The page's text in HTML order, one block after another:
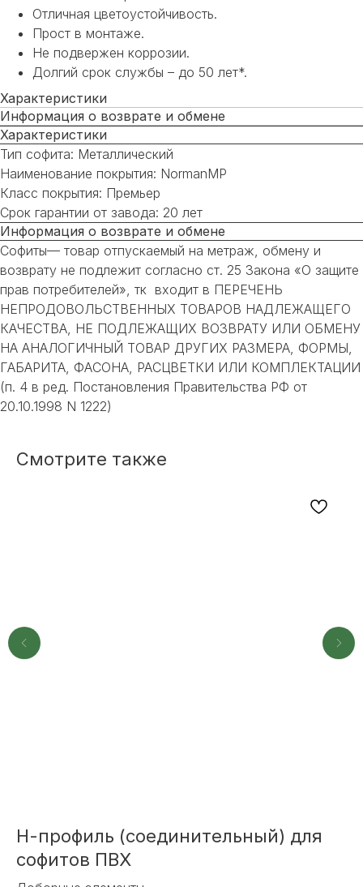
Отличная цветоустойчивость.
Прост в монтаже.
Не подвержен коррозии.
Долгий срок службы – до 50 лет*.
Характеристики
Информация о возврате и обмене
Характеристики
Тип софита: Металлический
Наименование покрытия: NormanMP
Класс покрытия: Премьер
Срок гарантии от завода: 20 лет
Информация о возврате и обмене
Софиты— товар отпускаемый на метраж, обмену и
возврату не подлежит согласно ст. 25 Закона «О защите
прав потребителей», тк входит в ПЕРЕЧЕНЬ
НЕПРОДОВОЛЬСТВЕННЫХ ТОВАРОВ НАДЛЕЖАЩЕГО
КАЧЕСТВА, НЕ ПОДЛЕЖАЩИХ ВОЗВРАТУ ИЛИ ОБМЕНУ
НА АНАЛОГИЧНЫЙ ТОВАР ДРУГИХ РАЗМЕРА, ФОРМЫ,
ГАБАРИТА, ФАСОНА, РАСЦВЕТКИ ИЛИ КОМПЛЕКТАЦИИ
(п. 4 в ред. Постановления Правительства РФ от
20.10.1998 N 1222)
Смотрите также
Н-профиль (соединительный) для
софитов ПВХ
НЕ НАШЛИ НУЖНОЕ
ИЛИ НУЖНА ПОМОЩЬ
С ВЫБОРОМ?
все вопросы. Свяжитесь по